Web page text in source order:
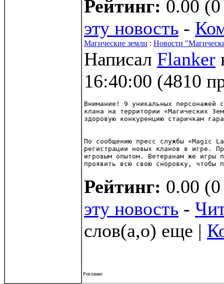
Рейтинг: 0.00
эту новость -
Магические земли : Новости
Написал Flanker
16:40:00 (4810
Внимание! 9 уникальных
клана на территории «Магических
здоровую конкуренцию старичкам
По сообщению пресс службы «Magic
регистрации новых кланов в игре.
игровым опытом. Ветеранам же
проявить всю свою сноровку, чтобы
Рейтинг: 0.00
эту новость -
слов(а,о) еще |
Рекламко